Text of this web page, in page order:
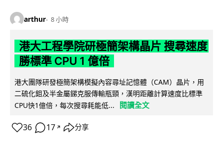
arthur 8 小時
港大工程學院研極簡架構晶片 搜尋速度
勝標準 CPU 1 億倍
港大團隊研發極簡架構模擬內容尋址記憶體（CAM）晶片，用
二硫化鉬及半金屬銻克服傳輸瓶頸，漢明距離計算速度比標準
CPU快1億倍，每次搜尋耗能低...
閱讀全文
36 17 ↗ 分享